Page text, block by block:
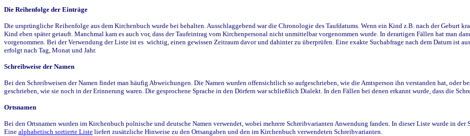
Die Reihenfolge der Einträge
Die ursprüngliche Reihenfolge aus dem Kirchenbuch wurde bei behalten. Ausschlaggebend war die Chronologie des Taufdatums. Wenn ein Kind z.B. nach der Geburt
Kind eben später getauft. Manchmal kam es auch vor, dass der Taufeintrag vom Kirchenpersonal nicht unmittelbar vorgenommen wurde. In derartigen Fällen hat man
vorgenommen. Bei der Verwendung der Liste ist es wichtig, einen gewissen Zeitraum davor und dahinter zu überprüfen. Eine exakte Suchabfrage nach dem Datum ist
erfolgt nach Tag, Monat und Jahr.
Schreibweise der Namen
Bei den Schreibweisen der Namen findet man häufig Abweichungen. Die Namen wurden offensichtlich so aufgeschrieben, wie die Amtsperson ihn verstanden hat, oder
geschrieben, wie sie noch in der Erinnerung waren. Die gesprochene Sprache in den Dörfern war schließlich Dialekt. In den Fällen bei denen erkannt wurde, dass die
Ortsnamen
Bei den Ortsnamen wurden im Kirchenbuch polnische und deutsche Namen verwendet, wobei mehrere Schreibvarianten Anwendung fanden. In dieser Liste wurde in der
Eine alphabetisch sortierte Liste liefert zusätzliche Hinweise zu den Ortsangaben und den im Kirchenbuch verwendeten Schreibvarianten.